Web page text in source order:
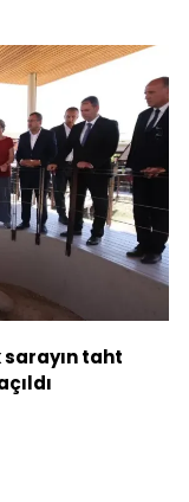
sarayın taht